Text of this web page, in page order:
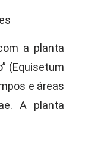
a planta
(Equisetum
e áreas
A planta